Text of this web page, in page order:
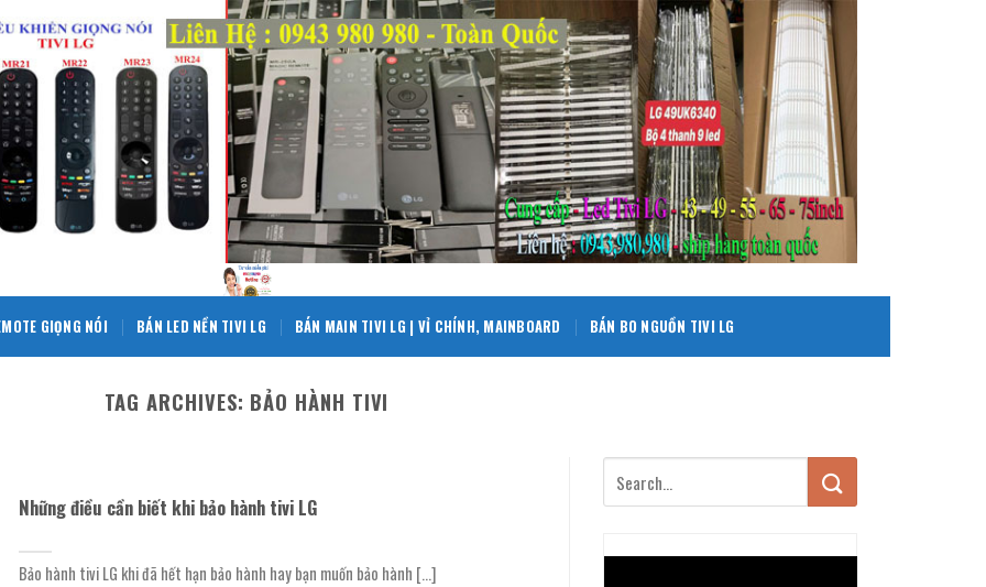
GIỌNG NÓI BÁN LED NỀN TIVI LG BÁN MAIN TIVI LG | VỈ CHÍNH, MAINBOARD BÁN BO NGUỒN TIVI LG
TAG ARCHIVES: BẢO HÀNH TIVI
Những điều cần biết khi bảo hành tivi LG
Bảo hành tivi LG khi đã hết hạn bảo hành hay bạn muốn bảo hành [...]